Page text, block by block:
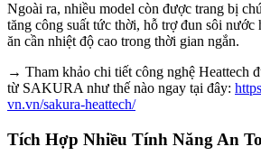
Ngoài ra, nhiều model còn được trang bị
tăng công suất tức thời, hỗ trợ đun sôi nước
ăn cần nhiệt độ cao trong thời gian ngắn.
→ Tham khảo chi tiết công nghệ Heattech
từ SAKURA như thế nào ngay tại đây:
vn.vn/sakura-heattech/
Tích Hợp Nhiều Tính Năng An